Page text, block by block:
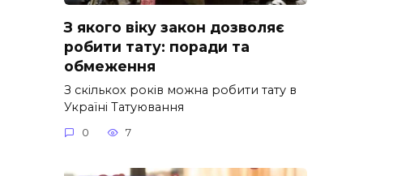
З якого віку закон дозволяє
робити тату: поради та
обмеження
З скількох років можна робити тату в
Україні Татуювання
0 7